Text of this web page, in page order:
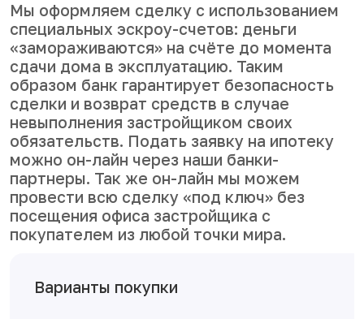
Мы оформляем сделку с использованием
специальных эскроу-счетов: деньги
«замораживаются» на счёте до момента
сдачи дома в эксплуатацию. Таким
образом банк гарантирует безопасность
сделки и возврат средств в случае
невыполнения застройщиком своих
обязательств. Подать заявку на ипотеку
можно он-лайн через наши банки-
партнеры. Так же он-лайн мы можем
провести всю сделку «под ключ» без
посещения офиса застройщика с
покупателем из любой точки мира.
Варианты покупки